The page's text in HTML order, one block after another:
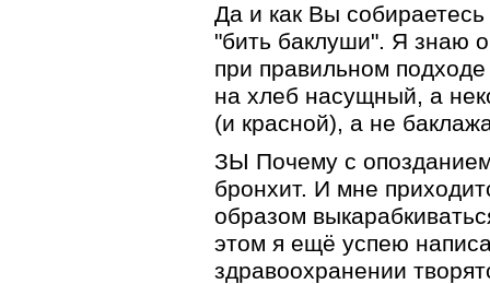
Да и как Вы собираетесь
"бить баклуши". Я знаю
при правильном
на хлеб насущный, а
(и красной), а не
ЗЫ Почему с
бронхит. И мне
образом
этом я ещё успею
здравоохранении